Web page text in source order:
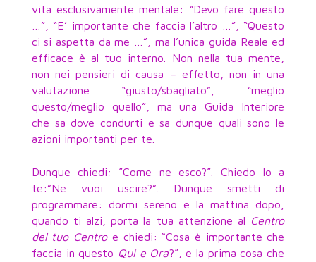
vita esclusivamente mentale: “Devo fare questo
…”, “E’ importante che faccia l’altro …”, “Questo
ci si aspetta da me …”, ma l’unica guida Reale ed
efficace è al tuo interno. Non nella tua mente,
non nei pensieri di causa – effetto, non in una
valutazione “giusto/sbagliato”, “meglio
questo/meglio quello”, ma una Guida Interiore
che sa dove condurti e sa dunque quali sono le
azioni importanti per te.
Dunque chiedi: ”Come ne esco?”. Chiedo Io a
te:”Ne vuoi uscire?”. Dunque smetti di
programmare: dormi sereno e la mattina dopo,
quando ti alzi, porta la tua attenzione al Centro
del tuo Centroe chiedi: “Cosa è importante che
faccia in questo Qui e Ora?”, e la prima cosa che